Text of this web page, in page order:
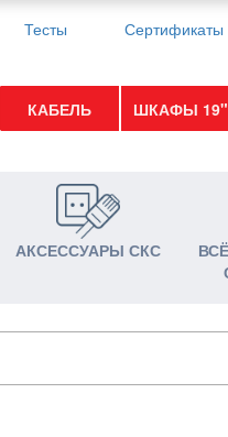
Тесты Сертификаты
КАБЕЛЬ ШКАФЫ 19"
АКСЕССУАРЫ СКС